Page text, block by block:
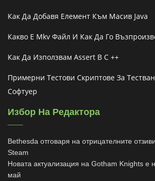
Как Да Добавя Елемент Към Масив Java
Какво Е Mkv Файл И Как Да Го
Как Да Използвам Assert В C ++
Примерни Тестови Скриптове За
Софтуер
Избор На Редактора
Bethesda отговаря на отрицателните
Steam
Новата актуализация на Gotham Knights е
май